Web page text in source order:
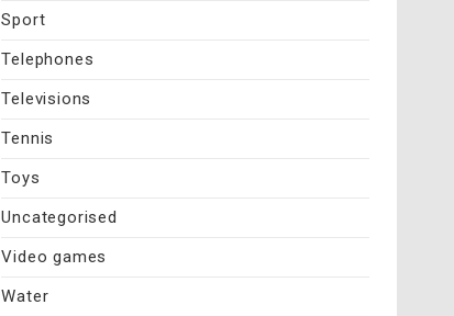
Sport
Telephones
Televisions
Tennis
Toys
Uncategorised
Video games
Water